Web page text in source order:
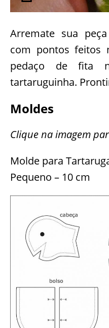
Arremate sua
com pontos feitos
pedaço de fita
tartaruguinha.
Moldes
Clique na imagem
Molde para
Pequeno – 10 cm